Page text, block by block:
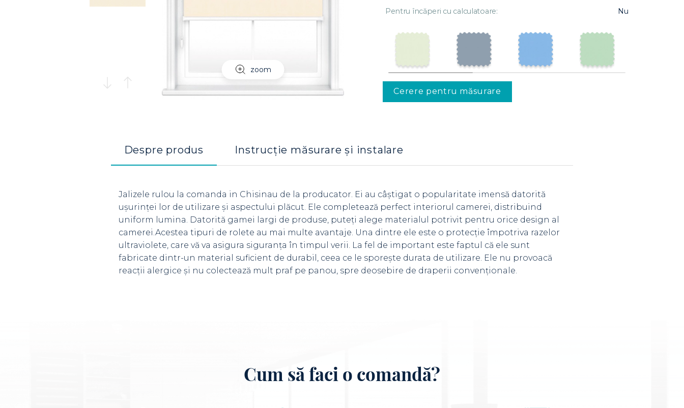
zoom
Pentru încăperi cu calculatoare:
Nu
Cerere pentru măsurare
Despre produs Instrucție măsurare și instalare
Jalizele rulou la comanda in Chisinau de la producator. Ei au câștigat o popularitate imensă datorită
ușurinței lor de utilizare și aspectului plăcut. Ele completează perfect interiorul camerei, distribuind
uniform lumina. Datorită gamei largi de produse, puteți alege materialul potrivit pentru orice design al
camerei.Acestea tipuri de rolete au mai multe avantaje. Una dintre ele este o protecție împotriva razelor
ultraviolete, care vă va asigura siguranța în timpul verii. La fel de important este faptul că ele sunt
fabricate dintr-un material suficient de durabil, ceea ce le sporește durata de utilizare. Ele nu provoacă
reacții alergice și nu colectează mult praf pe panou, spre deosebire de draperii convenționale.
Cum să faci o comandă?